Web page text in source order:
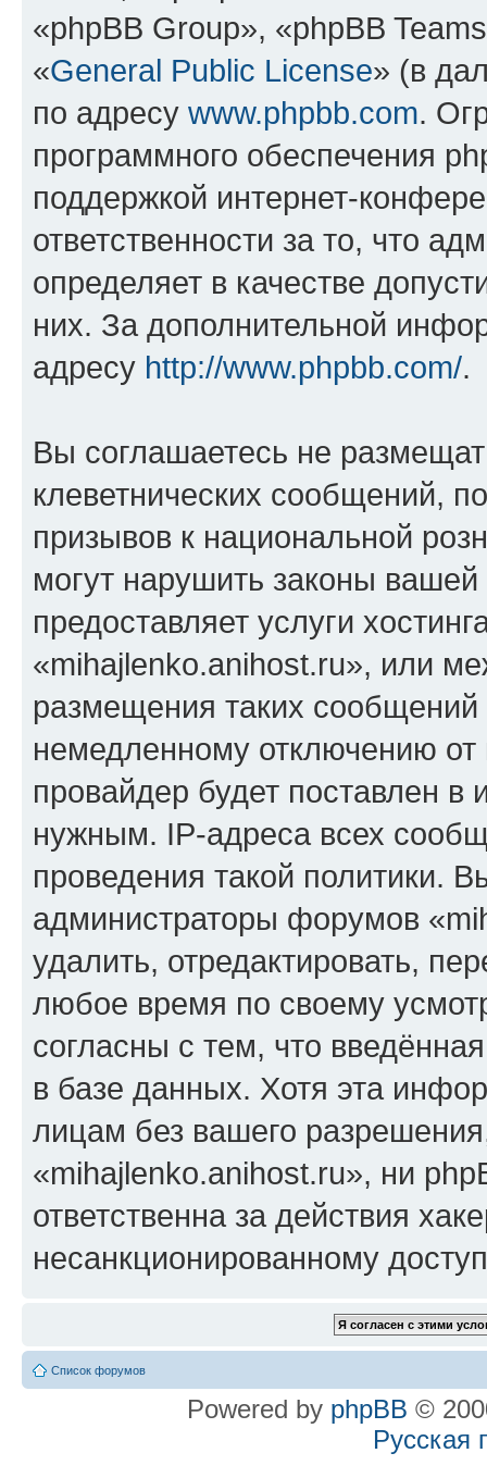
«phpBB Group», «phpBB
«General Public License» (в
по адресу www.phpbb.com.
программного обеспечения
поддержкой интернет-
ответственности за то, что
определяет в качестве
них. За дополнительной
адресу http://www.phpbb.com/.
Вы соглашаетесь не
клеветнических сообщений,
призывов к национальной
могут нарушить законы
предоставляет услуги
«mihajlenko.anihost.ru», или
размещения таких
немедленному отключению
провайдер будет поставлен в
нужным. IP-адреса всех
проведения такой политики.
администраторы форумов
удалить, отредактировать,
любое время по своему
согласны с тем, что
в базе данных. Хотя эта
лицам без вашего
«mihajlenko.anihost.ru», ни
ответственна за действия
несанкционированному
Список форумов
Powered by phpBB ©
Русская